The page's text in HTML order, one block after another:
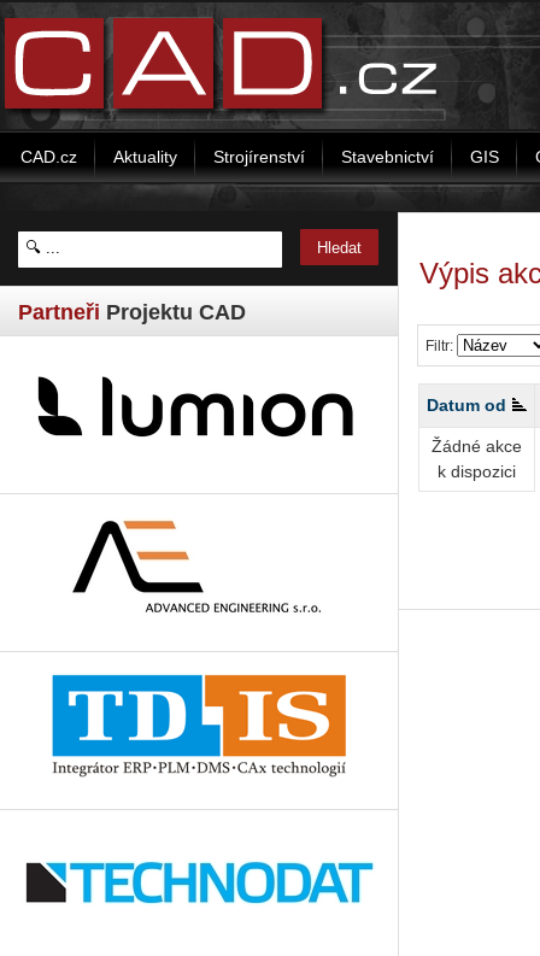
CAD.cz Aktuality Strojírenství Stavebnictví GIS
Partneři Projektu CAD
Výpis
Filtr:
Datum od
Žádné akce
k dispozici